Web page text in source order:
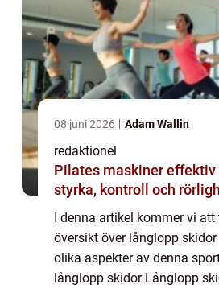
08 juni 2026 Adam Wallin
redaktionel
Pilates maskiner effektiv träning för
styrka, kontroll och
I denna artikel kommer vi
översikt över långlopp
olika aspekter av denna
långlopp skidor Långlopp